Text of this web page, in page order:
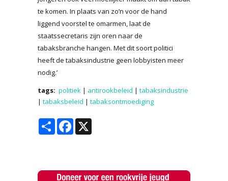
te komen. In plaats van zo’n voor de hand
liggend voorstel te omarmen, laat de
staatssecretaris zijn oren naar de
tabaksbranche hangen. Met dit soort politici
heeft de tabaksindustrie geen lobbyisten meer
nodig.’
tags: politiek | antirookbeleid | tabaksindustrie
| tabaksbeleid | tabaksontmoediging
Share Facebook